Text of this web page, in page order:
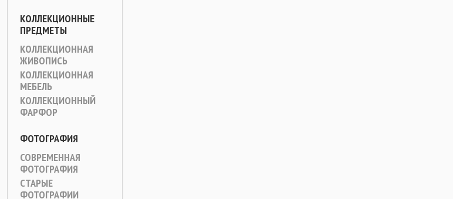
КОЛЛЕКЦИОННЫЕ
ПРЕДМЕТЫ
КОЛЛЕКЦИОННАЯ
ЖИВОПИСЬ
КОЛЛЕКЦИОННАЯ
МЕБЕЛЬ
КОЛЛЕКЦИОННЫЙ
ФАРФОР
ФОТОГРАФИЯ
СОВРЕМЕННАЯ
ФОТОГРАФИЯ
СТАРЫЕ
ФОТОГРАФИИ